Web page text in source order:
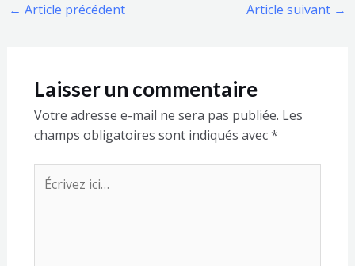
← Article précédent Article suivant →
Laisser un commentaire
Votre adresse e-mail ne sera pas publiée. Les
champs obligatoires sont indiqués avec*
Écrivez
ici…